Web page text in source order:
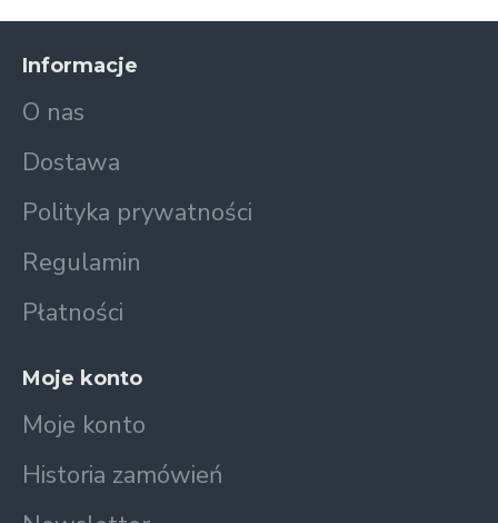
Informacje
O nas
Dostawa
Polityka prywatności
Regulamin
Płatności
Moje konto
Moje konto
Historia zamówień